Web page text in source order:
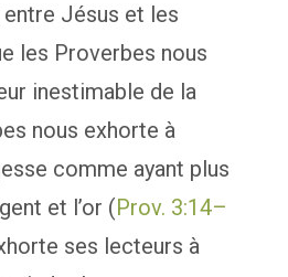
Jésus et les
les Proverbes nous
inestimable de la
nous exhorte à
comme ayant plus
et l’or (Prov. 3:14–
ses lecteurs à